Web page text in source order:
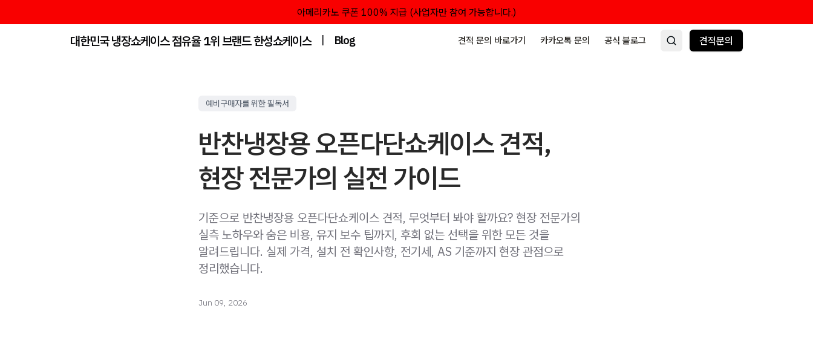
아메리카노 쿠폰 100% 지급 (사업자만 참여 가능합니다.)
대한민국 냉장쇼케이스 점유율 1위 브랜드 한성쇼케이스 | Blog 견적 문의 바로가기 카카오톡 문의 공식 블로그 견적문의
예비구매자를 위한 필독서
반찬냉장용 오픈다단쇼케이스 견적,
현장 전문가의 실전 가이드
기준으로 반찬냉장용 오픈다단쇼케이스 견적, 무엇부터 봐야 할까요? 현장 전문가의
실측 노하우와 숨은 비용, 유지 보수 팁까지, 후회 없는 선택을 위한 모든 것을
알려드립니다. 실제 가격, 설치 전 확인사항, 전기세, AS 기준까지 현장 관점으로
정리했습니다.
Jun 09, 2026